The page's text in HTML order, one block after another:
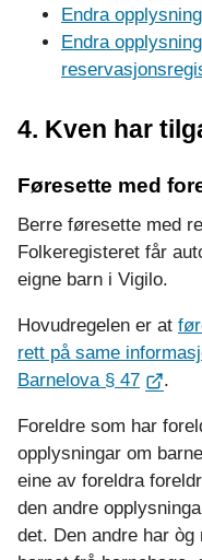
Endra
Endra
4. Kven har
Føresette med
Berre føresette med
Folkeregisteret får
eigne barn i Vigilo.
Hovudregelen er at
rett på same
Barnelova § 47
.
Foreldre som har
opplysningar om
eine av foreldra
den andre
det. Den andre har